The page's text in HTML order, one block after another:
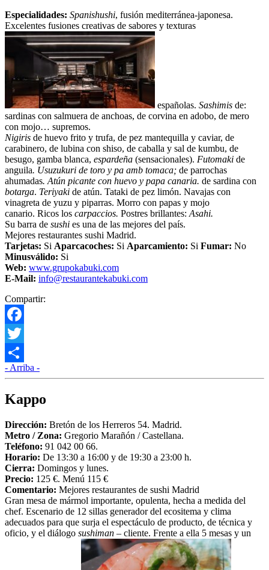
Especialidades: Spanishushi, fusión mediterránea-japonesa.
Excelentes fusiones creativas de sabores y texturas
españolas. Sashimis de:
sardinas con salmuera de anchoas, de corvina en adobo, de mero
con mojo… supremos.
Nigiris de huevo frito y trufa, de pez mantequilla y caviar, de
carabinero, de lubina con shiso, de caballa y sal de kumbu, de
besugo, gamba blanca, espardeña (sensacionales). Futomaki de
anguila. Usuzukuri de toro y pa amb tomaca; de parrochas
ahumadas. Atún picante con huevo y papa canaria. de sardina con
botarga. Teriyaki de atún. Tataki de pez limón. Navajas con
vinagreta de yuzu y piparras. Morro con papas y mojo
canario. Ricos los carpaccios. Postres brillantes: Asahi.
Su barra de sushi es una de las mejores del país.
Mejores restaurantes sushi Madrid.
Tarjetas: Si Aparcacoches: Si Aparcamiento: Si Fumar: No
Minusválido: Si
Web: www.grupokabuki.com
E-Mail: info@restaurantekabuki.com
Compartir:
Facebook
Twitter
Compartir
- Arriba -
Kappo
Dirección: Bretón de los Herreros 54. Madrid.
Metro / Zona: Gregorio Marañón / Castellana.
Teléfono: 91 042 00 66.
Horario: De 13:30 a 16:00 y de 19:30 a 23:00 h.
Cierra: Domingos y lunes.
Precio: 125 €. Menú 115 €
Comentario: Mejores restaurantes de sushi Madrid
Gran mesa de mármol importante, opulenta, hecha a medida del
chef. Escenario de 12 sillas generador del ecositema y clima
adecuados para que surja el espectáculo de producto, de técnica y
oficio, y el diálogo sushiman – cliente. Frente a ella 5 mesas y un